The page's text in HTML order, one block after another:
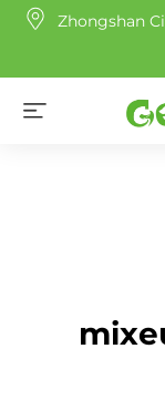
Zhongshan